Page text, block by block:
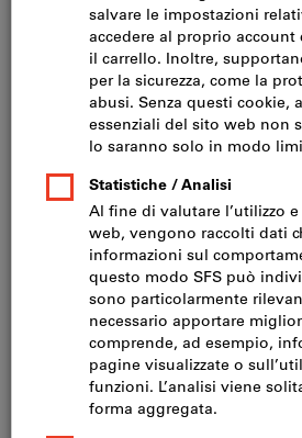
Fare clic per ingrandire l‘immagine